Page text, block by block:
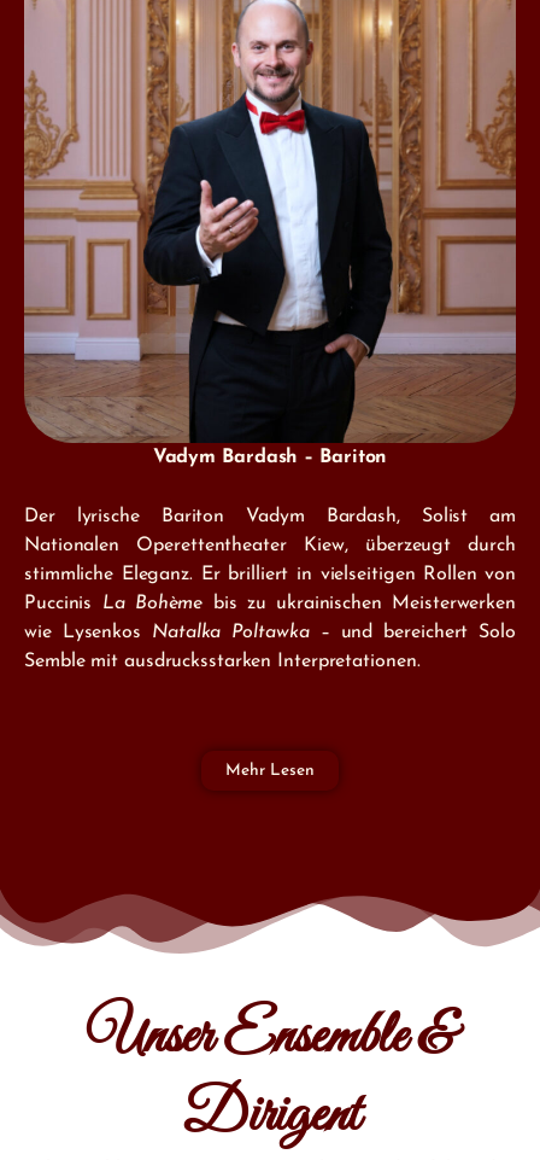
Vadym Bardash – Bariton
Der lyrische Bariton Vadym Bardash, Solist am
Nationalen Operettentheater Kiew, überzeugt durch
stimmliche Eleganz. Er brilliert in vielseitigen Rollen von
Puccinis La Bohème bis zu ukrainischen Meisterwerken
wie Lysenkos Natalka Poltawka– und bereichert Solo
Semble mit ausdrucksstarken Interpretationen.
Mehr Lesen
Unser Ensemble &
Dirigent